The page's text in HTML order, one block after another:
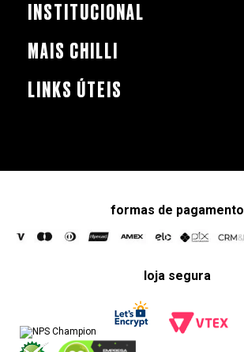
INSTITUCIONAL
MAIS CHILLI
LINKS ÚTEIS
formas de pagamento
loja segura